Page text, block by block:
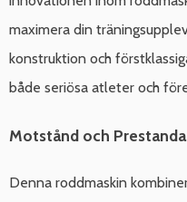
maximera din
konstruktion och
både seriösa atleter och
Motstånd och Prestanda
Denna roddmaskin